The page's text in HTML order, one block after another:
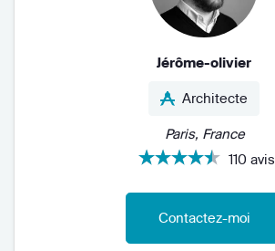
Jérôme-olivier
Architecte
Paris, France
110 avis
Contactez-moi